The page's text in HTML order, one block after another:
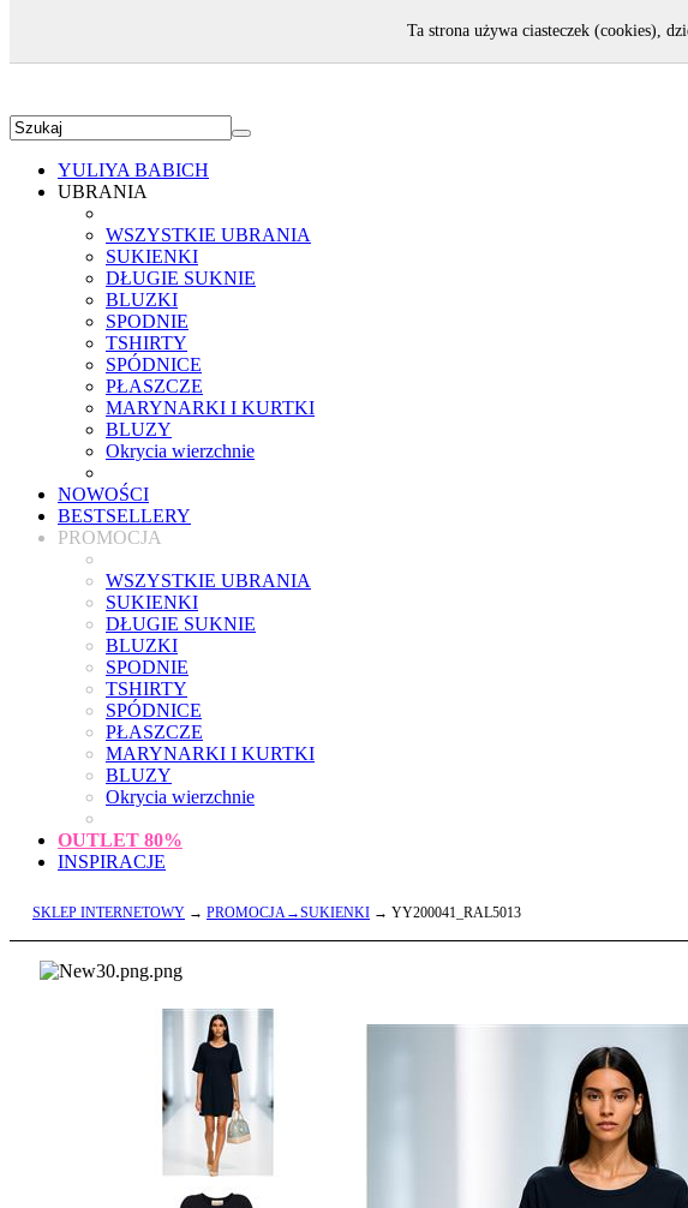
YULIYA BABICH
UBRANIA
WSZYSTKIE UBRANIA
SUKIENKI
DŁUGIE SUKNIE
BLUZKI
SPODNIE
TSHIRTY
SPÓDNICE
PŁASZCZE
MARYNARKI I KURTKI
BLUZY
Okrycia wierzchnie
NOWOŚCI
BESTSELLERY
PROMOCJA
WSZYSTKIE UBRANIA
SUKIENKI
DŁUGIE SUKNIE
BLUZKI
SPODNIE
TSHIRTY
SPÓDNICE
PŁASZCZE
MARYNARKI I KURTKI
BLUZY
Okrycia wierzchnie
OUTLET 80%
INSPIRACJE
SKLEP INTERNETOWY → PROMOCJA→SUKIENKI → YY200041_RAL5013
Ta strona używa ciasteczek (cookies),